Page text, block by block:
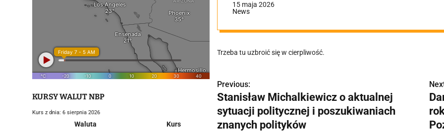
15 maja 2026
News
Trzeba tu uzbroić się w cierpliwość.
N
a
w
Previous:
Stanisław Michalkiewicz o aktualnej
sytuacji politycznej i poszukiwaniach
znanych polityków
KURSY WALUT NBP
Kurs z dnia: 6 sierpnia 2026
Waluta
Kurs